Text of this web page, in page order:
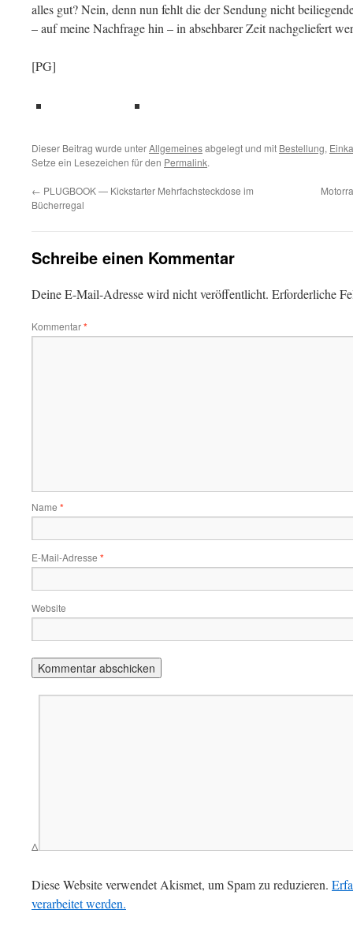
alles gut? Nein, denn nun fehlt die der Sendung nicht
– auf meine Nachfrage hin – in absehbarer Zeit nachgeliefert
[PG]
Dieser Beitrag wurde unterAllgemeinesabgelegt und mit Bestellung,
Setze ein Lesezeichen für den Permalink.
← PLUGBOOK — Kickstarter Mehrfachsteckdose im
Bücherregal
Schreibe einen Kommentar
Deine E-Mail-Adresse wird nicht veröffentlicht. Erforderliche
Kommentar*
Name *
E-Mail-Adresse *
Website
Δ
Diese Website verwendet Akismet, um Spam zu reduzieren.
verarbeitet werden.